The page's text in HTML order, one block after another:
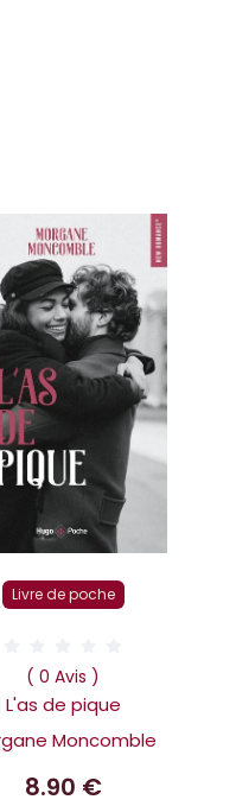
Livre de poche
( 0 Avis )
L'as de pique
Moncomble
8.90 €